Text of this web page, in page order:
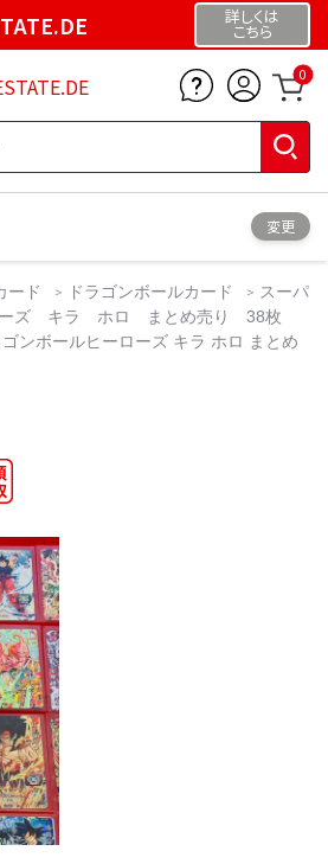
詳しくは
こちら
0
変更
ード ドラゴンボールカード
スーパ
ーズ キラ ホロ まとめ売り 38枚
ンボールヒーローズ キラ ホロ まとめ